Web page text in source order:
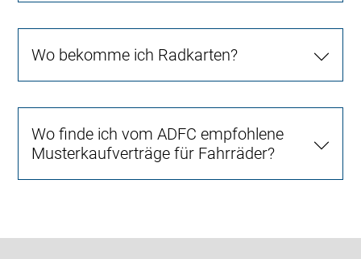
Wo bekomme ich Radkarten?
Wo finde ich vom ADFC empfohlene
Musterkaufverträge für Fahrräder?